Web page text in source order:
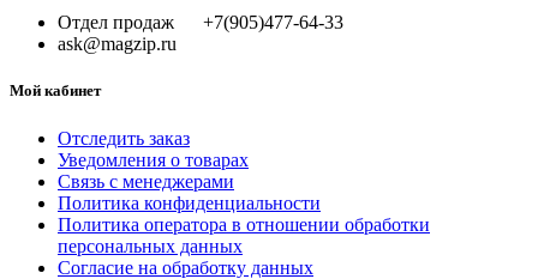
Отдел продаж +7(905)477-64-33
ask@magzip.ru
Мой кабинет
Отследить заказ
Уведомления о товарах
Связь с менеджерами
Политика конфиденциальности
Политика оператора в отношении обработки
персональных данных
Согласие на обработку данных